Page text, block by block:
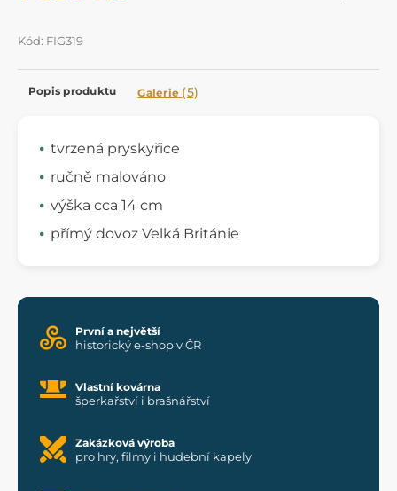
Kód: FIG319
Popis produktu Galerie (5)
tvrzená pryskyřice
ručně malováno
výška cca 14 cm
přímý dovoz Velká Británie
První a největší
historický e-shop v ČR
Vlastní kovárna
šperkařství i brašnářství
Zakázková výroba
pro hry, filmy i hudební kapely